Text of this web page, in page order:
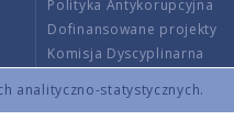
analityczno-statystycznych.
Polityka Antykorupcyjna
Dofinansowane projekty
Komisja Dyscyplinarna
Wnoszenie opłat